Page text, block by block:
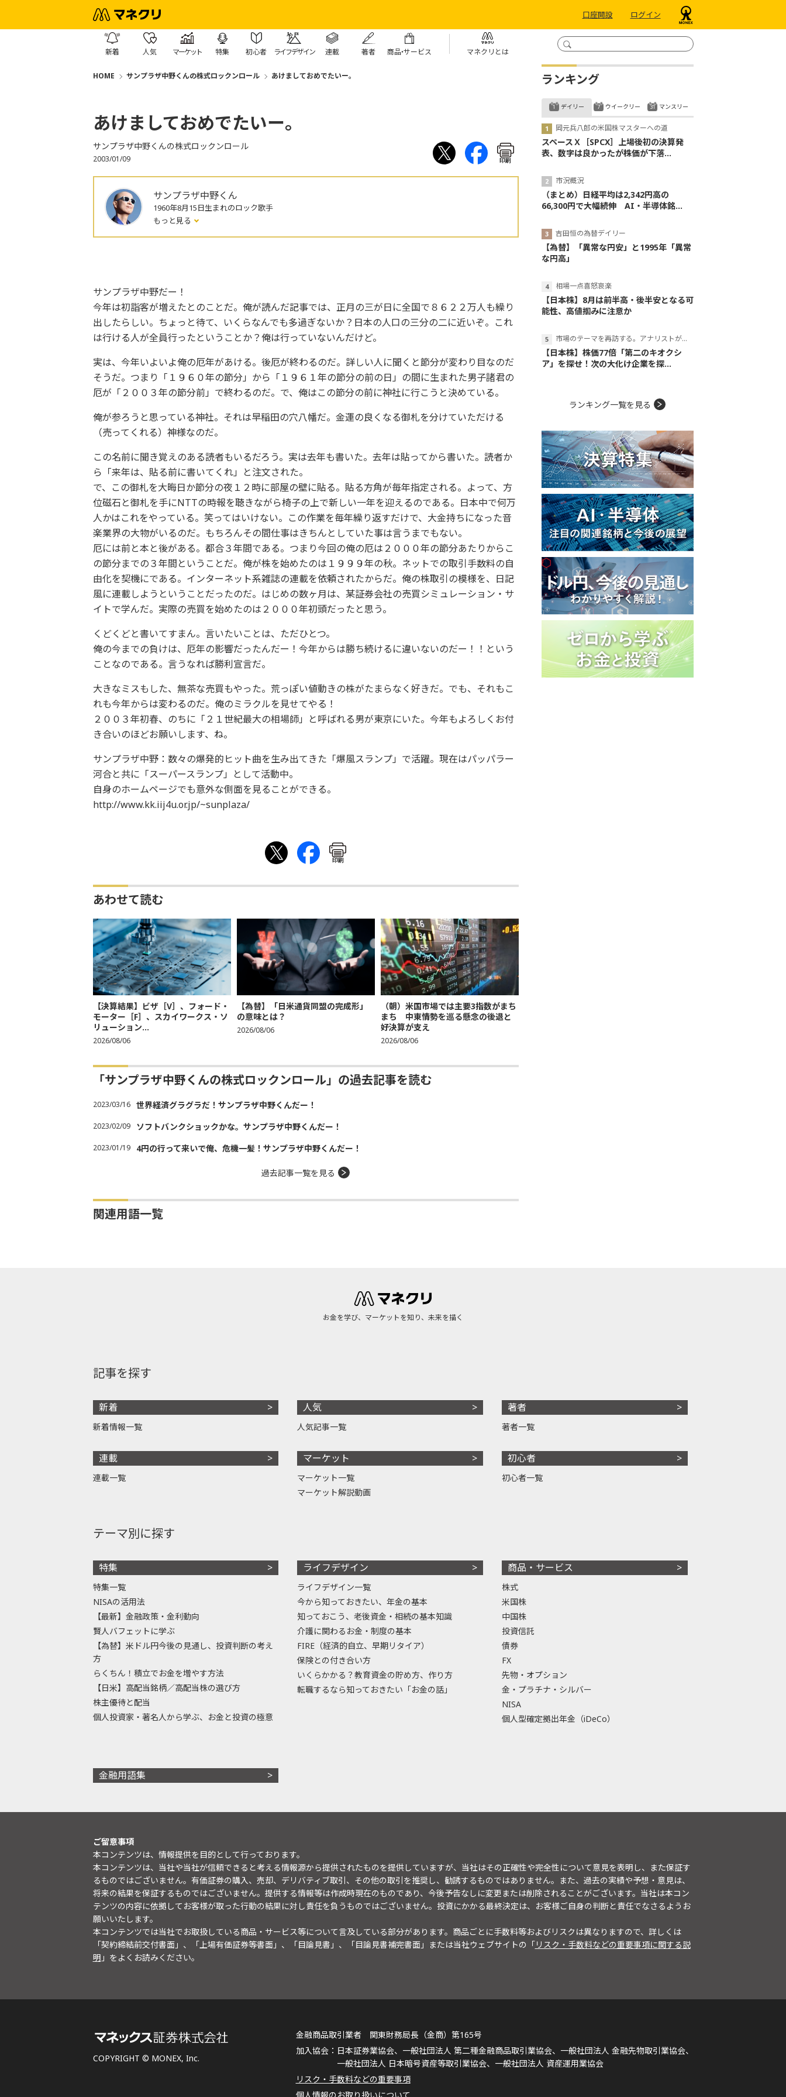
口座開設 ログイン
新着 人気 マーケット 特集 初心者 ライフデザイン 連載 著者 商品・サービス マネクリとは
HOME サンプラザ中野くんの株式ロックンロール あけましておめでたいー。
あけましておめでたいー。
サンプラザ中野くんの株式ロックンロール
2003/01/09 印刷
サンプラザ中野くん
1960年8月15日生まれのロック歌手
もっと見る
サンプラザ中野だー！
今年は初詣客が増えたとのことだ。俺が読んだ記事では、正月の三が日に全国で８６２２万人も繰り
出したらしい。ちょっと待て、いくらなんでも多過ぎないか？日本の人口の三分の二に近いぞ。これ
は行ける人が全員行ったということか？俺は行っていないんだけど。
実は、今年いよいよ俺の厄年があける。後厄が終わるのだ。詳しい人に聞くと節分が変わり目なのだ
そうだ。つまり「１９６０年の節分」から「１９６１年の節分の前の日」の間に生まれた男子諸君の
厄が「２００３年の節分前」で終わるのだ。で、俺はこの節分の前に神社に行こうと決めている。
俺が参ろうと思っている神社。それは早稲田の穴八幡だ。金運の良くなる御札を分けていただける
（売ってくれる）神様なのだ。
この名前に聞き覚えのある読者もいるだろう。実は去年も書いた。去年は貼ってから書いた。読者か
ら「来年は、貼る前に書いてくれ」と注文された。
で、この御札を大晦日か節分の夜１２時に部屋の壁に貼る。貼る方角が毎年指定される。よって、方
位磁石と御札を手にNTTの時報を聴きながら椅子の上で新しい一年を迎えるのである。日本中で何万
人かはこれをやっている。笑ってはいけない。この作業を毎年繰り返すだけで、大金持ちになった音
楽業界の大物がいるのだ。もちろんその間仕事はきちんとしていた事は言うまでもない。
厄には前と本と後がある。都合３年間である。つまり今回の俺の厄は２０００年の節分あたりからこ
の節分までの３年間ということだ。俺が株を始めたのは１９９９年の秋。ネットでの取引手数料の自
由化を契機にである。インターネット系雑誌の連載を依頼されたからだ。俺の株取引の模様を、日記
風に連載しようということだったのだ。はじめの数ヶ月は、某証券会社の売買シミュレーション・サ
イトで学んだ。実際の売買を始めたのは２０００年初頭だったと思う。
くどくどと書いてすまん。言いたいことは、ただひとつ。
俺の今までの負けは、厄年の影響だったんだー！今年からは勝ち続けるに違いないのだー！！という
ことなのである。言うなれば勝利宣言だ。
大きなミスもした、無茶な売買もやった。荒っぽい値動きの株がたまらなく好きだ。でも、それもこ
れも今年からは変わるのだ。俺のミラクルを見せてやる！
２００３年初春、のちに「２１世紀最大の相場師」と呼ばれる男が東京にいた。今年もよろしくお付
き合いのほどお願いします、ね。
サンプラザ中野：数々の爆発的ヒット曲を生み出てきた「爆風スランプ」で活躍。現在はパッパラー
河合と共に「スーパースランプ」として活動中。
自身のホームページでも意外な側面を見ることができる。
http://www.kk.iij4u.or.jp/~sunplaza/
印刷
あわせて読む
【決算結果】ビザ［V］、フォード・
モーター［F］、スカイワークス・ソ
リューション...
2026/08/06
【為替】「日米通貨同盟の完成形」
の意味とは？
2026/08/06
（朝）米国市場では主要3指数がまち
まち 中東情勢を巡る懸念の後退と
好決算が支え
2026/08/06
「サンプラザ中野くんの株式ロックンロール」の過去記事を読む
2023/03/16 世界経済グラグラだ！サンプラザ中野くんだー！
2023/02/09 ソフトバンクショックかな。サンプラザ中野くんだー！
2023/01/19 4円の行って来いで俺、危機一髪！サンプラザ中野くんだー！
過去記事一覧を見る
関連用語一覧
ランキング
デイリー
岡元兵八郎の米国株マスターへの道
スペースＸ［SPCX］上場後初の決算発
表、数字は良かったが株価が下落...
市況概況
（まとめ）日経平均は2,342円高の
66,300円で大幅続伸 AI・半導体銘...
吉田恒の為替デイリー
【為替】「異常な円安」と1995年「異常
な円高」
相場一点喜怒哀楽
【日本株】8月は前半高・後半安となる可
能性、高値掴みに注意か
市場のテーマを再訪する。アナリストが読み解くテーマの本質
【日本株】株価77倍「第二のキオクシ
ア」を探せ！次の大化け企業を探...
ウイークリー マンスリー
ランキング一覧を見る
お金を学び、マーケットを知り、未来を描く
記事を探す
新着
新着情報一覧
連載
連載一覧
人気
人気記事一覧
マーケット
マーケット一覧
マーケット解説動画
著者
著者一覧
初心者
初心者一覧
テーマ別に探す
特集
特集一覧
NISAの活用法
【最新】金融政策・金利動向
賢人バフェットに学ぶ
【為替】米ドル円今後の見通し、投資判断の考え
方
らくちん！積立でお金を増やす方法
【日米】高配当銘柄／高配当株の選び方
株主優待と配当
個人投資家・著名人から学ぶ、お金と投資の極意
ライフデザイン
ライフデザイン一覧
今から知っておきたい、年金の基本
知っておこう、老後資金・相続の基本知識
介護に関わるお金・制度の基本
FIRE（経済的自立、早期リタイア）
保険との付き合い方
いくらかかる？教育資金の貯め方、作り方
転職するなら知っておきたい「お金の話」
商品・サービス
株式
米国株
中国株
投資信託
債券
FX
先物・オプション
金・プラチナ・シルバー
NISA
個人型確定拠出年金（iDeCo）
金融用語集
ご留意事項
本コンテンツは、情報提供を目的として行っております。
本コンテンツは、当社や当社が信頼できると考える情報源から提供されたものを提供していますが、当社はその正確性や完全性について意見を表明し、また保証す
るものではございません。有価証券の購入、売却、デリバティブ取引、その他の取引を推奨し、勧誘するものではありません。また、過去の実績や予想・意見は、
将来の結果を保証するものではございません。提供する情報等は作成時現在のものであり、今後予告なしに変更または削除されることがございます。当社は本コン
テンツの内容に依拠してお客様が取った行動の結果に対し責任を負うものではございません。投資にかかる最終決定は、お客様ご自身の判断と責任でなさるようお
願いいたします。
本コンテンツでは当社でお取扱している商品・サービス等について言及している部分があります。商品ごとに手数料等およびリスクは異なりますので、詳しくは
「契約締結前交付書面」、「上場有価証券等書面」、「目論見書」、「目論見書補完書面」または当社ウェブサイトの「リスク・手数料などの重要事項に関する説
明 」をよくお読みください。
COPYRIGHT © MONEX, Inc.
金融商品取引業者 関東財務局長（金商）第165号
日本証券業協会、一般社団法人 第二種金融商品取引業協会、一般社団法人 金融先物取引業協会、
一般社団法人 日本暗号資産等取引業協会、一般社団法人 資産運用業協会
リスク・手数料などの重要事項